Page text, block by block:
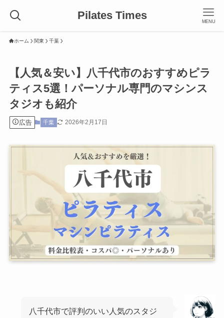
Pilates Times MENU
ホーム 関東 千葉
【人気＆安い】八千代市のおすすめピラ
ティス5選！パーソナル専門のマシンス
タジオも紹介
広告 千葉 2026年2月17日
八千代市で評判のいい人気のスタジ